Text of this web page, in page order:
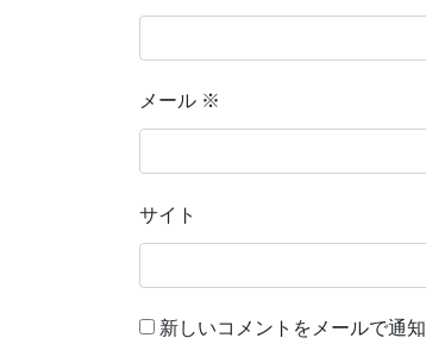
メール ※
サイト
新しいコメントをメールで通知